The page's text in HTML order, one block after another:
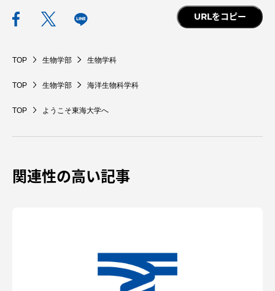
URLをコピー
TOP 生物学部 生物学科
TOP 生物学部 海洋生物科学科
TOP ようこそ東海大学へ
関連性の高い記事